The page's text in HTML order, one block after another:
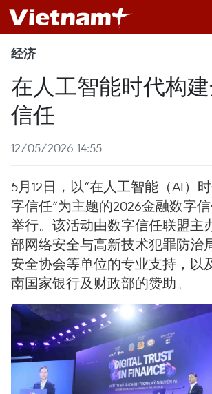
经济
在人工智能时代构
信任
12/05/2026 14:55
5月12日，以“在人工智能（AI）
字信任”为主题的2026金融数字
举行。该活动由数字信任联盟主
部网络安全与高新技术犯罪防治
安全协会等单位的专业支持，以
南国家银行及财政部的赞助。